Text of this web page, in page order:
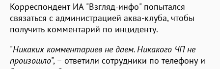
Корреспондент ИА "Взгляд-инфо" попытался
связаться с администрацией аква-клуба, чтобы
получить комментарий по инциденту.
"Никаких комментариев не даем. Никакого ЧП не
произошло", – ответили сотрудники по телефону и